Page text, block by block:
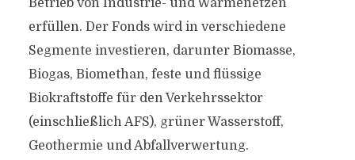
Betrieb von Industrie- und Wärmenetzen
erfüllen. Der Fonds wird in verschiedene
Segmente investieren, darunter Biomasse,
Biogas, Biomethan, feste und flüssige
Biokraftstoffe für den Verkehrssektor
(einschließlich AFS), grüner Wasserstoff,
Geothermie und Abfallverwertung.